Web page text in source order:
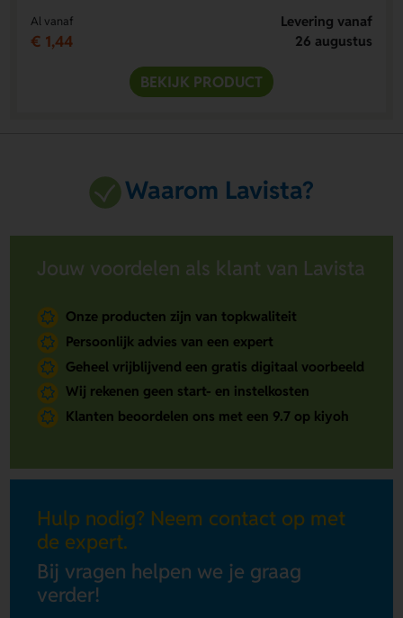
Al vanaf
€ 1,44
Levering vanaf
26 augustus
BEKIJK PRODUCT
Waarom Lavista?
Jouw voordelen als klant van Lavista
Onze producten zijn van topkwaliteit
Persoonlijk advies van een expert
Geheel vrijblijvend een gratis digitaal voorbeeld
Wij rekenen geen start- en instelkosten
Klanten beoordelen ons met een 9.7 op kiyoh
Hulp nodig? Neem contact op met
de expert.
Bij vragen helpen we je graag
verder!